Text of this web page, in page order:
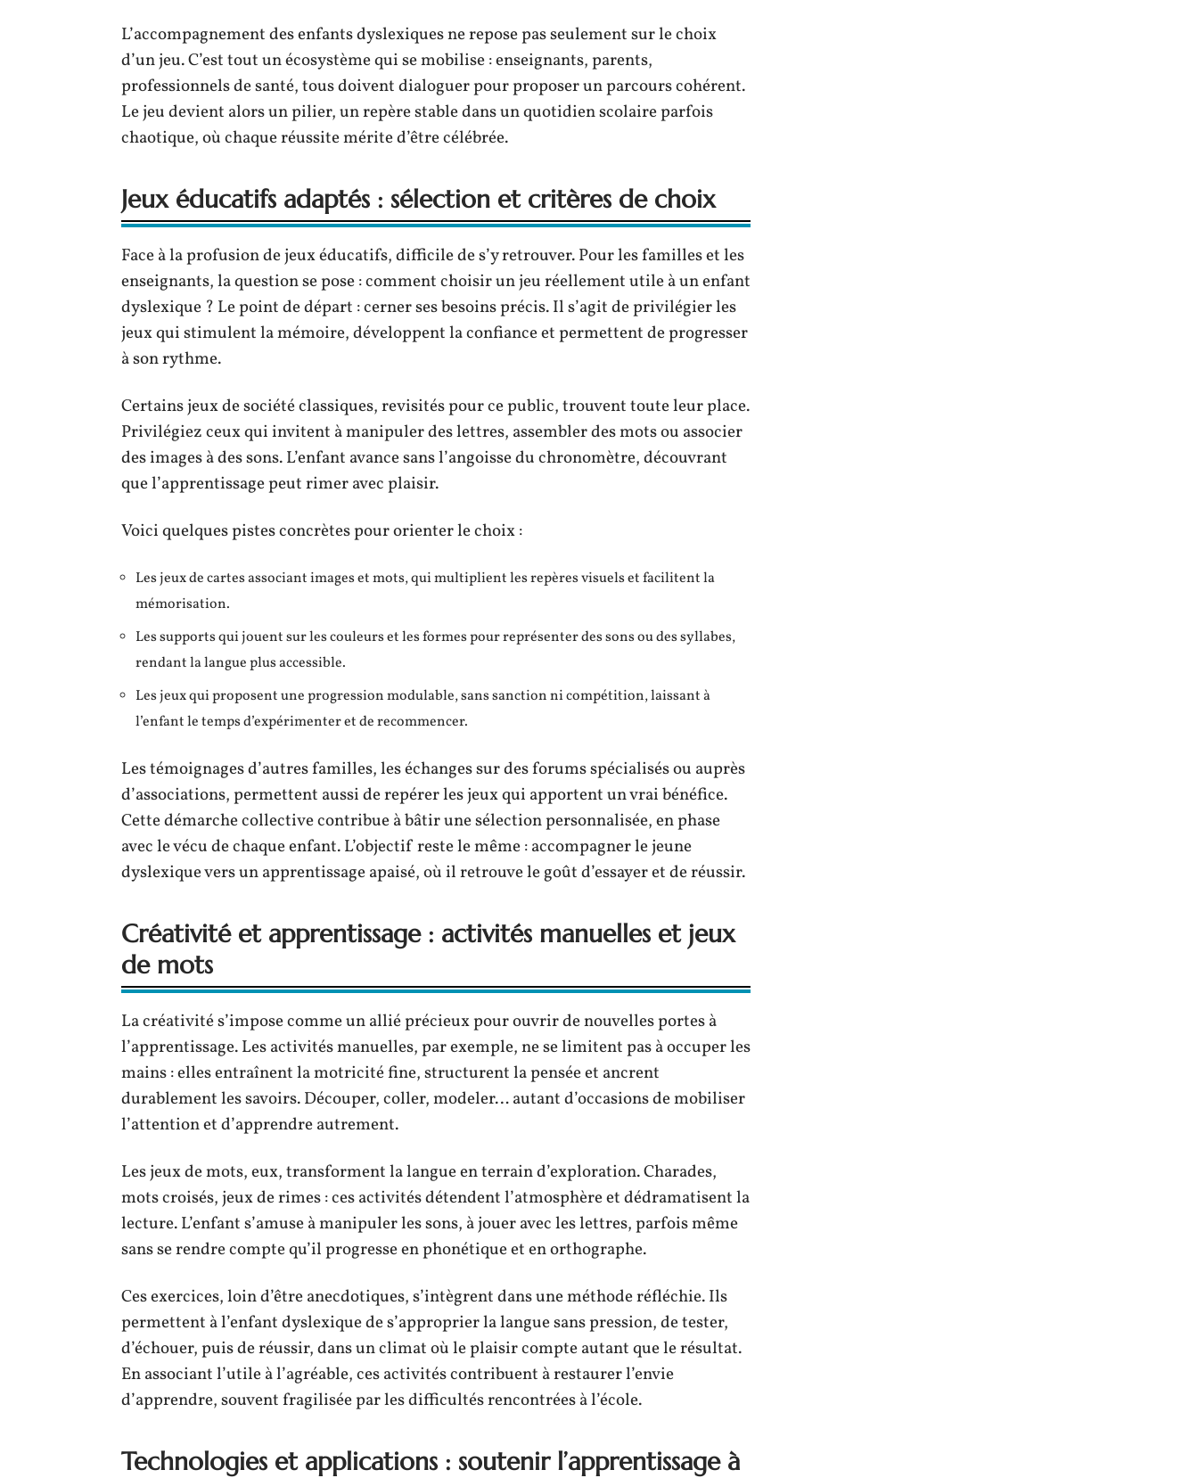
L’accompagnement des enfants dyslexiques ne repose pas seulement sur le choix
d’un jeu. C’est tout un écosystème qui se mobilise : enseignants, parents,
professionnels de santé, tous doivent dialoguer pour proposer un parcours cohérent.
Le jeu devient alors un pilier, un repère stable dans un quotidien scolaire parfois
chaotique, où chaque réussite mérite d’être célébrée.
Jeux éducatifs adaptés : sélection et critères de choix
Face à la profusion de jeux éducatifs, difficile de s’y retrouver. Pour les familles et les
enseignants, la question se pose : comment choisir un jeu réellement utile à un enfant
dyslexique ? Le point de départ : cerner ses besoins précis. Il s’agit de privilégier les
jeux qui stimulent la mémoire, développent la confiance et permettent de progresser
à son rythme.
Certains jeux de société classiques, revisités pour ce public, trouvent toute leur place.
Privilégiez ceux qui invitent à manipuler des lettres, assembler des mots ou associer
des images à des sons. L’enfant avance sans l’angoisse du chronomètre, découvrant
que l’apprentissage peut rimer avec plaisir.
Voici quelques pistes concrètes pour orienter le choix :
Les jeux de cartes associant images et mots, qui multiplient les repères visuels et facilitent la
mémorisation.
Les supports qui jouent sur les couleurs et les formes pour représenter des sons ou des syllabes,
rendant la langue plus accessible.
Les jeux qui proposent une progression modulable, sans sanction ni compétition, laissant à
l’enfant le temps d’expérimenter et de recommencer.
Les témoignages d’autres familles, les échanges sur des forums spécialisés ou auprès
d’associations, permettent aussi de repérer les jeux qui apportent un vrai bénéfice.
Cette démarche collective contribue à bâtir une sélection personnalisée, en phase
avec le vécu de chaque enfant. L’objectif reste le même : accompagner le jeune
dyslexique vers un apprentissage apaisé, où il retrouve le goût d’essayer et de réussir.
Créativité et apprentissage : activités manuelles et jeux
de mots
La créativité s’impose comme un allié précieux pour ouvrir de nouvelles portes à
l’apprentissage. Les activités manuelles, par exemple, ne se limitent pas à occuper les
mains : elles entraînent la motricité fine, structurent la pensée et ancrent
durablement les savoirs. Découper, coller, modeler… autant d’occasions de mobiliser
l’attention et d’apprendre autrement.
Les jeux de mots, eux, transforment la langue en terrain d’exploration. Charades,
mots croisés, jeux de rimes : ces activités détendent l’atmosphère et dédramatisent la
lecture. L’enfant s’amuse à manipuler les sons, à jouer avec les lettres, parfois même
sans se rendre compte qu’il progresse en phonétique et en orthographe.
Ces exercices, loin d’être anecdotiques, s’intègrent dans une méthode réfléchie. Ils
permettent à l’enfant dyslexique de s’approprier la langue sans pression, de tester,
d’échouer, puis de réussir, dans un climat où le plaisir compte autant que le résultat.
En associant l’utile à l’agréable, ces activités contribuent à restaurer l’envie
d’apprendre, souvent fragilisée par les difficultés rencontrées à l’école.
Technologies et applications : soutenir l’apprentissage à